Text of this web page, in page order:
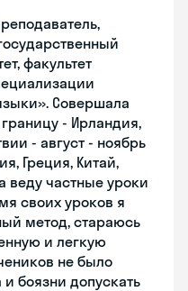
факультет
Совершала
- Ирландия,
- август - ноябрь
Греция, Китай,
веду частные уроки
своих уроков я
метод, стараюсь
и легкую
не было
боязни допускать